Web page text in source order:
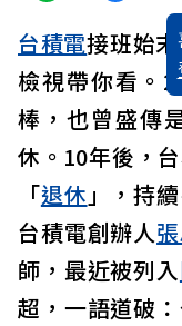
台積電接班始
檢視帶你看。
棒，也曾盛傳
休。10年後，
「退休 」，持
台積電創辦人
師，最近被列入
超，一語道破